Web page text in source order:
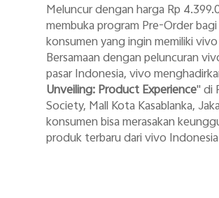
Meluncur dengan harga Rp
membuka program Pre-Order bagi
konsumen yang ingin memiliki
Bersamaan dengan peluncuran
pasar Indonesia, vivo
Unveiling: Product Experience" di
Society, Mall Kota Kasablanka,
konsumen bisa merasakan
produk terbaru dari vivo